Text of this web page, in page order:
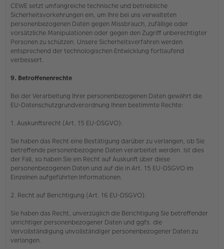
CEWE setzt umfangreiche technische und betriebliche
Sicherheitsvorkehrungen ein, um Ihre bei uns verwalteten
personenbezogenen Daten gegen Missbrauch, zufällige oder
vorsätzliche Manipulationen oder gegen den Zugriff unberechtigter
Personen zu schützen. Unsere Sicherheitsverfahren werden
entsprechend der technologischen Entwicklung fortlaufend
verbessert.
9. Betroffenenrechte
Bei der Verarbeitung Ihrer personenbezogenen Daten gewährt die
EU-Datenschutzgrundverordnung Ihnen bestimmte Rechte:
1. Auskunftsrecht (Art. 15 EU-DSGVO):
Sie haben das Recht eine Bestätigung darüber zu verlangen, ob Sie
betreffende personenbezogene Daten verarbeitet werden. Ist dies
der Fall, so haben Sie ein Recht auf Auskunft über diese
personenbezogenen Daten und auf die in Art. 15 EU-DSGVO im
Einzelnen aufgeführten Informationen.
2. Recht auf Berichtigung (Art. 16 EU-DSGVO):
Sie haben das Recht, unverzüglich die Berichtigung Sie betreffender
unrichtiger personenbezogener Daten und ggfs. die
Vervollständigung unvollständiger personenbezogener Daten zu
verlangen.